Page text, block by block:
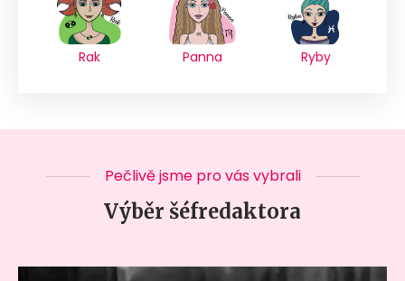
Rak Panna Ryby
Pečlivě jsme pro vás vybrali
Výběr šéfredaktora